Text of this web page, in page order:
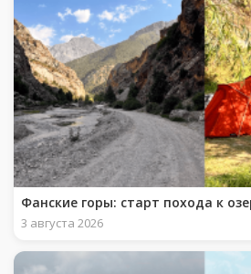
Фанские горы: старт похода к
3 августа 2026